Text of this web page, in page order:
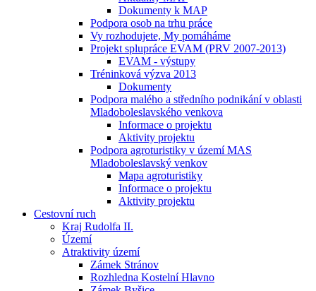
Dokumenty k MAP
Podpora osob na trhu práce
Vy rozhodujete, My pomáháme
Projekt splupráce EVAM (PRV 2007-2013)
EVAM - výstupy
Tréninková výzva 2013
Dokumenty
Podpora malého a středního podnikání v oblasti
Mladoboleslavského venkova
Informace o projektu
Aktivity projektu
Podpora agroturistiky v území MAS
Mladoboleslavský venkov
Mapa agroturistiky
Informace o projektu
Aktivity projektu
Cestovní ruch
Kraj Rudolfa II.
Území
Atraktivity území
Zámek Stránov
Rozhledna Kostelní Hlavno